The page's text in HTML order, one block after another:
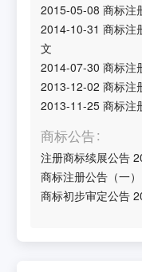
2015-05-08 商标注
2014-10-31 商标注
文
2014-07-30 商标注
2013-12-02 商标注
2013-11-25 商标注
商标公告
注册商标续展公告
商标注册公告（一）
商标初步审定公告